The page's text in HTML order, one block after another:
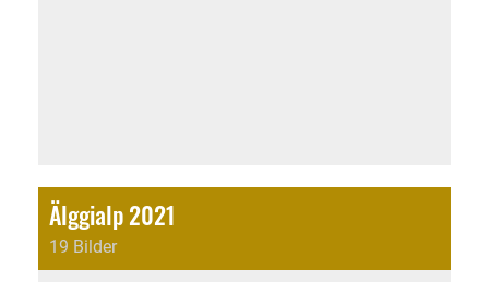
Älggialp 2021
19 Bilder